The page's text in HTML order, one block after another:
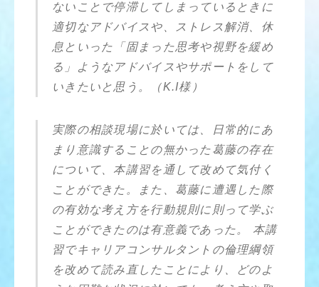
ないことで停滞してしまっているときに
適切なアドバイスや、ストレス解消、休
息といった「固まった思考や視野を緩め
る」ようなアドバイスやサポートをして
いきたいと思う。（K.I様）
実際の相談現場に於いては、日常的にあ
まり意識することの無かった葛藤の存在
について、本講習を通して改めて気付く
ことができた。また、葛藤に遭遇した際
の有効な考え方を行動規則に則って学ぶ
ことができたのは有意義であった。 本講
習でキャリアコンサルタントの倫理綱領
を改めて読み直したことにより、どのよ